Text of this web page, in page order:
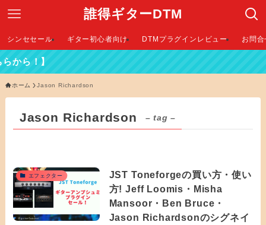
誰得ギターDTM
シンセセール ギター初心者向け DTMプラグインレビュー お問
ら！】
ホーム Jason Richardson
Jason Richardson – tag –
エフェクター
JST Toneforgeの買い方・使い
方! Jeff Loomis・Misha
Mansoor・Ben Bruce・
Jason Richardsonのシグネイ